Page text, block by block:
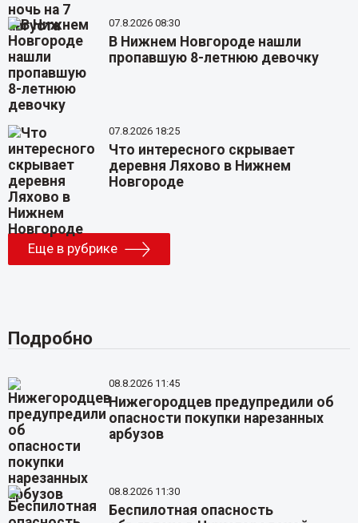
07.8.2026 08:30
В Нижнем Новгороде нашли
пропавшую 8-летнюю девочку
07.8.2026 18:25
Что интересного скрывает
деревня Ляхово в Нижнем
Новгороде
Еще в рубрике
Подробно
08.8.2026 11:45
Нижегородцев предупредили об
опасности покупки нарезанных
арбузов
08.8.2026 11:30
Беспилотная опасность